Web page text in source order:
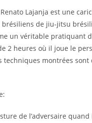
Lajanja est une
de jiu-jitsu
un véritable pratiquant
2 heures où il joue le
techniques montrées sont
de l’adversaire